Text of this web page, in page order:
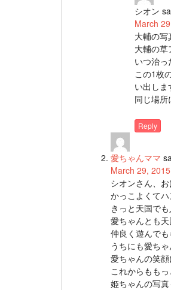
シオン
March
大輔の写
大輔の草
いつ治っ
この1枚
い出しま
同じ場所
Reply
愛ちゃんママ
March 29,
シオンさん、
かっこよくて
きっと天国で
愛ちゃんとも
仲良く遊んでも
うちにも愛ち
愛ちゃんの笑顔
これからもも
姫ちゃんの写真